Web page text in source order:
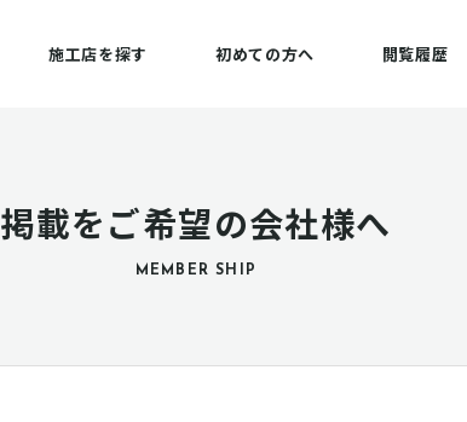
施工店を探す 初めての方へ 閲覧履歴
掲載をご希望の会社様へ
MEMBER SHIP